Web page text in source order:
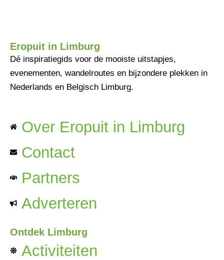
Eropuit in Limburg
Dé inspiratiegids voor de mooiste uitstapjes,
evenementen, wandelroutes en bijzondere plekken in
Nederlands en Belgisch Limburg.
Over Eropuit in Limburg
Contact
Partners
Adverteren
Ontdek Limburg
Activiteiten